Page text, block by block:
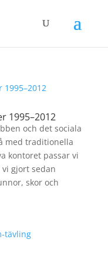
1995–2012
och det sociala
med traditionella
kontoret passar vi
gjort sedan
skor och